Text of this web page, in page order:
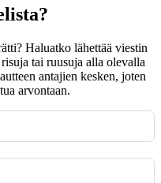
Haluatko lähettää viestin
tai ruusuja alla olevalla
antajien kesken, joten
arvontaan.